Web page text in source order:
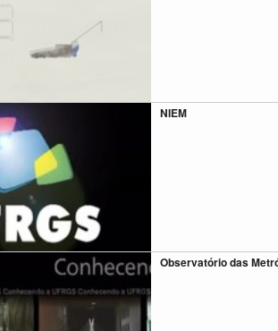
NIEM
Observatório das